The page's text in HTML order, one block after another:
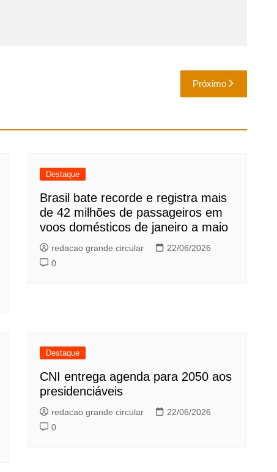
Próximo
Destaque
Brasil bate recorde e registra mais
de 42 milhões de passageiros em
voos domésticos de janeiro a maio
redacao grande circular
22/06/2026
0
Destaque
CNI entrega agenda para 2050 aos
presidenciáveis
redacao grande circular
22/06/2026
0